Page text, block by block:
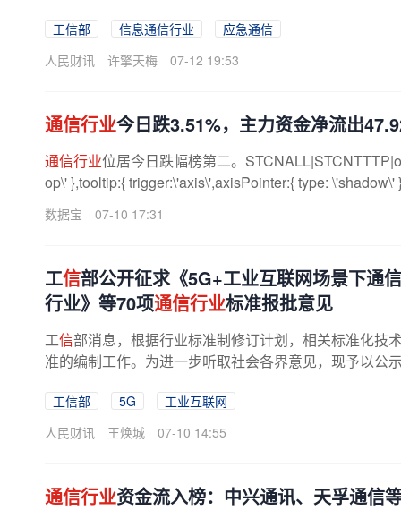
工信部 信息通信行业
应急通信
人民财讯
许擎天梅 07-12 19:53
通信行业今日跌3.51%，主力资金净流出
通信行业位居今日跌幅榜第二。
op\' },tooltip:{ trigger:\'axis\',axisPointer:{ type: \'shadow\'
数据宝 07-10 17:31
工信部公开征求《5G+工业互联网场景下通
行业》等70项通信行业标准报批意见
工信部消息，根据行业标准制修订计划，相关标准化技
准的编制工作。为进一步听取社会各界意见，现予以
工信部 5G
工业互联网
人民财讯
王焕城 07-10 14:55
通信行业资金流入榜：中兴通讯、天孚通信